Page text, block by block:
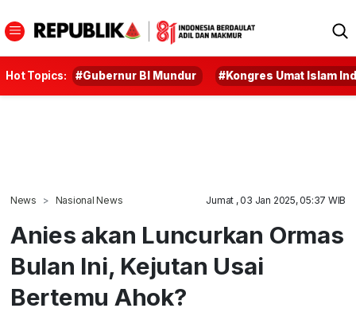
Hot Topics: #Gubernur BI Mundur #Kongres Umat Islam
News Nasional News Jumat , 03 Jan 2025, 05:37 WIB
Anies akan Luncurkan Ormas
Bulan Ini, Kejutan Usai
Bertemu Ahok?